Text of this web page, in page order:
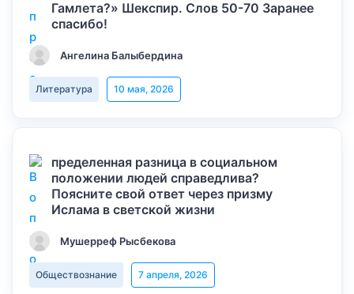
Гамлета?» Шекспир. Слов 50-70 Заранее
спасибо!
Ангелина Балыбердина
Литература 10 мая, 2026
пределенная разница в социальном
положении людей справедлива?
Поясните свой ответ через призму
Ислама в светской жизни
Мушерреф Рысбекова
Обществознание 7 апреля, 2026